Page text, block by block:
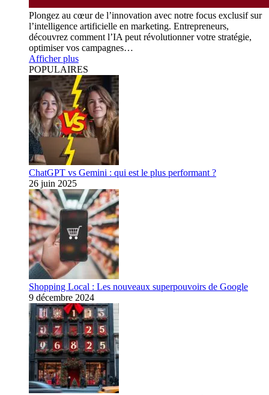
Plongez au cœur de l’innovation avec notre focus exclusif sur
l’intelligence artificielle en marketing. Entrepreneurs,
découvrez comment l’IA peut révolutionner votre stratégie,
optimiser vos campagnes…
Afficher plus
POPULAIRES
ChatGPT vs Gemini : qui est le plus performant ?
26 juin 2025
Shopping Local : Les nouveaux superpouvoirs de Google
9 décembre 2024